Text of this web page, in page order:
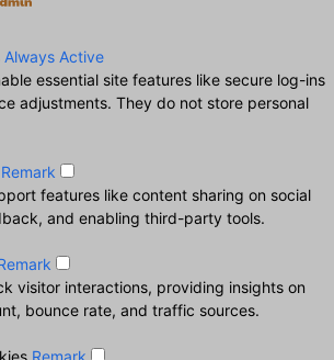
Always Active
essential site features like secure log-ins
adjustments. They do not store personal
Remark
features like content sharing on social
and enabling third-party tools.
visitor interactions, providing insights on
bounce rate, and traffic sources.